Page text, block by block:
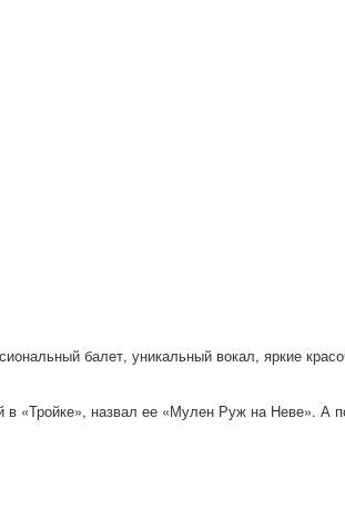
балет, уникальный вокал, яркие
в «Тройке», назвал ее «Мулен Руж на Неве». А